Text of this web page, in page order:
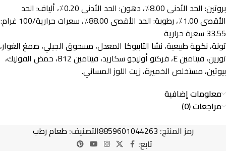
بروتين: الحد الأدنى 8.00٪، دهون: الحد الأدنى 0.20٪، ألياف: الحد
الأقصى 1.00٪، رطوبة: الحد الأقصى 88.00٪، سعرات حرارية/100 غرام:
33.55 سعرة حرارية
تونة، نكهة طبيعية، نشا التابيوكا المعدل، مسحوق الجيلي، صمغ الغوار،
تورين، فيتامين E، فركتو أوليجو سكاريد، فيتامين B12، حمض الفوليك،
بيوتين، مستخلص الخميرة، زيت اللوز المسائي.
معلومات إضافية
مراجعات (0)
رمز المنتج: 8859601044263التصنيف: طعام رطب
تابع: